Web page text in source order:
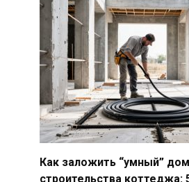
Как заложить “умный”
строительства коттеджа: